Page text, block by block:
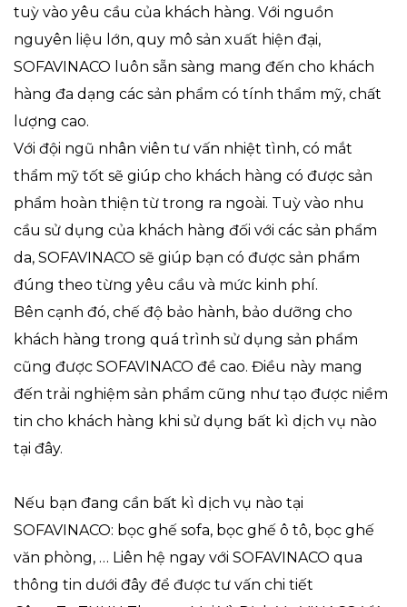
tuỳ vào yêu cầu của khách hàng. Với nguồn
nguyên liệu lớn, quy mô sản xuất hiện đại,
SOFAVINACO luôn sẵn sàng mang đến cho khách
hàng đa dạng các sản phẩm có tính thẩm mỹ, chất
lượng cao.
Với đội ngũ nhân viên tư vấn nhiệt tình, có mắt
thẩm mỹ tốt sẽ giúp cho khách hàng có được sản
phẩm hoàn thiện từ trong ra ngoài. Tuỳ vào nhu
cầu sử dụng của khách hàng đối với các sản phẩm
da, SOFAVINACO sẽ giúp bạn có được sản phẩm
đúng theo từng yêu cầu và mức kinh phí.
Bên cạnh đó, chế độ bảo hành, bảo dưỡng cho
khách hàng trong quá trình sử dụng sản phẩm
cũng được SOFAVINACO đề cao. Điều này mang
đến trải nghiệm sản phẩm cũng như tạo được niềm
tin cho khách hàng khi sử dụng bất kì dịch vụ nào
tại đây.
Nếu bạn đang cần bất kì dịch vụ nào tại
SOFAVINACO: bọc ghế sofa, bọc ghế ô tô, bọc ghế
văn phòng, … Liên hệ ngay với SOFAVINACO qua
thông tin dưới đây để được tư vấn chi tiết